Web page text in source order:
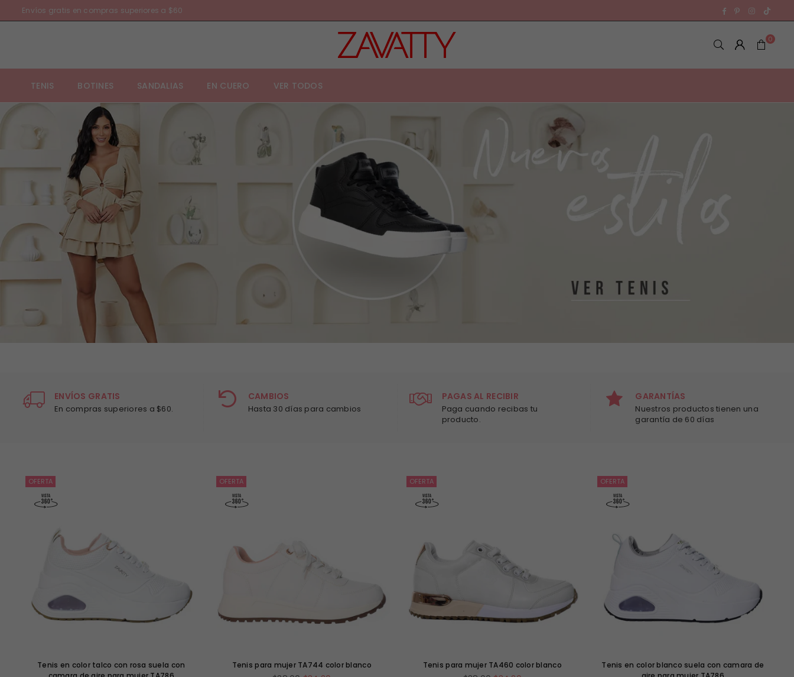
Envíos gratis en compras superiores a $60 Facebook
Pinterest
A
T
Y
E
C
U
R
0
TENIS BOTINES SANDALIAS EN CUERO VER TODOS
ENVÍOS GRATIS
En compras superiores a $60.
CAMBIOS
Hasta 30 días para cambios
PAGAS AL RECIBIR
Paga cuando recibas tu
producto.
GARANTÍAS
Nuestros productos tienen una
garantía de 60 días
OFERTA
Tenis en color talco con rosa suela con
OFERTA
Tenis para mujer TA744 color blanco
OFERTA
Tenis para mujer TA460 color blanco
OFERTA
Tenis en color blanco suela con camara de